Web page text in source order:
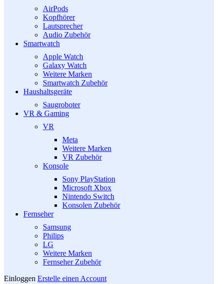
AirPods
Kopfhörer
Lautsprecher
Audio Zubehör
Smartwatch
Apple Watch
Galaxy Watch
Weitere Marken
Smartwatch Zubehör
Haushaltsgeräte
Saugroboter
VR & Gaming
VR
Meta
Weitere Marken
VR Zubehör
Konsole
Sony PlayStation
Microsoft Xbox
Nintendo Switch
Konsolen Zubehör
Fernseher
Samsung
Philips
LG
Weitere Marken
Fernseher Zubehör
Einloggen Erstelle einen Account